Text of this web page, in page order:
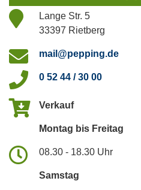
Lange Str. 5
33397 Rietberg
mail@pepping.de
0 52 44 / 30 00
Verkauf
Montag bis Freitag
08.30 - 18.30 Uhr
Samstag